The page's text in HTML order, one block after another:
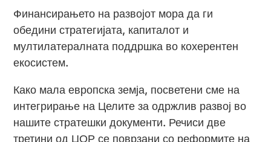
Финансирањето на развојот мора да ги
обедини стратегијата, капиталот и
мултилатералната поддршка во кохерентен
екосистем.
Како мала европска земја, посветени сме на
интегрирање на Целите за одржлив развој во
нашите стратешки документи. Речиси две
третини од ЦОР се поврзани со реформите на